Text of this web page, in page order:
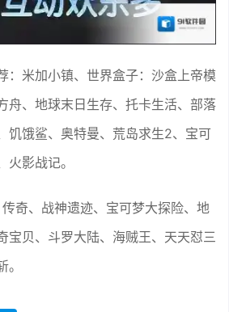
：米加小镇、世界盒子：沙盒上帝模
舟、地球末日生存、托卡生活、部落
饥饿鲨、奥特曼、荒岛求生2、宝可
影战记。
奇、战神遗迹、宝可梦大探险、地
宝贝、斗罗大陆、海贼王、天天怼三